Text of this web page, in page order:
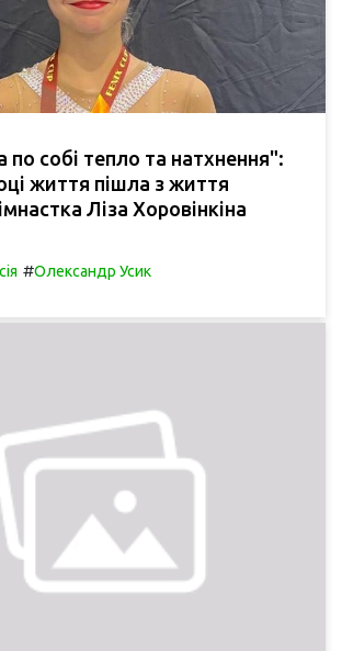
собі тепло та натхнення":
життя пішла з життя
Ліза Хоровінкіна
#Олександр Усик